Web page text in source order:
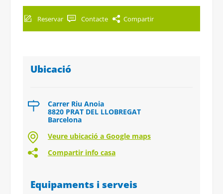
Reservar Contacte Compartir
Ubicació
Carrer Riu Anoia
8820 PRAT DEL LLOBREGAT
Barcelona
Veure ubicació a Google maps
Compartir info casa
Equipaments i serveis